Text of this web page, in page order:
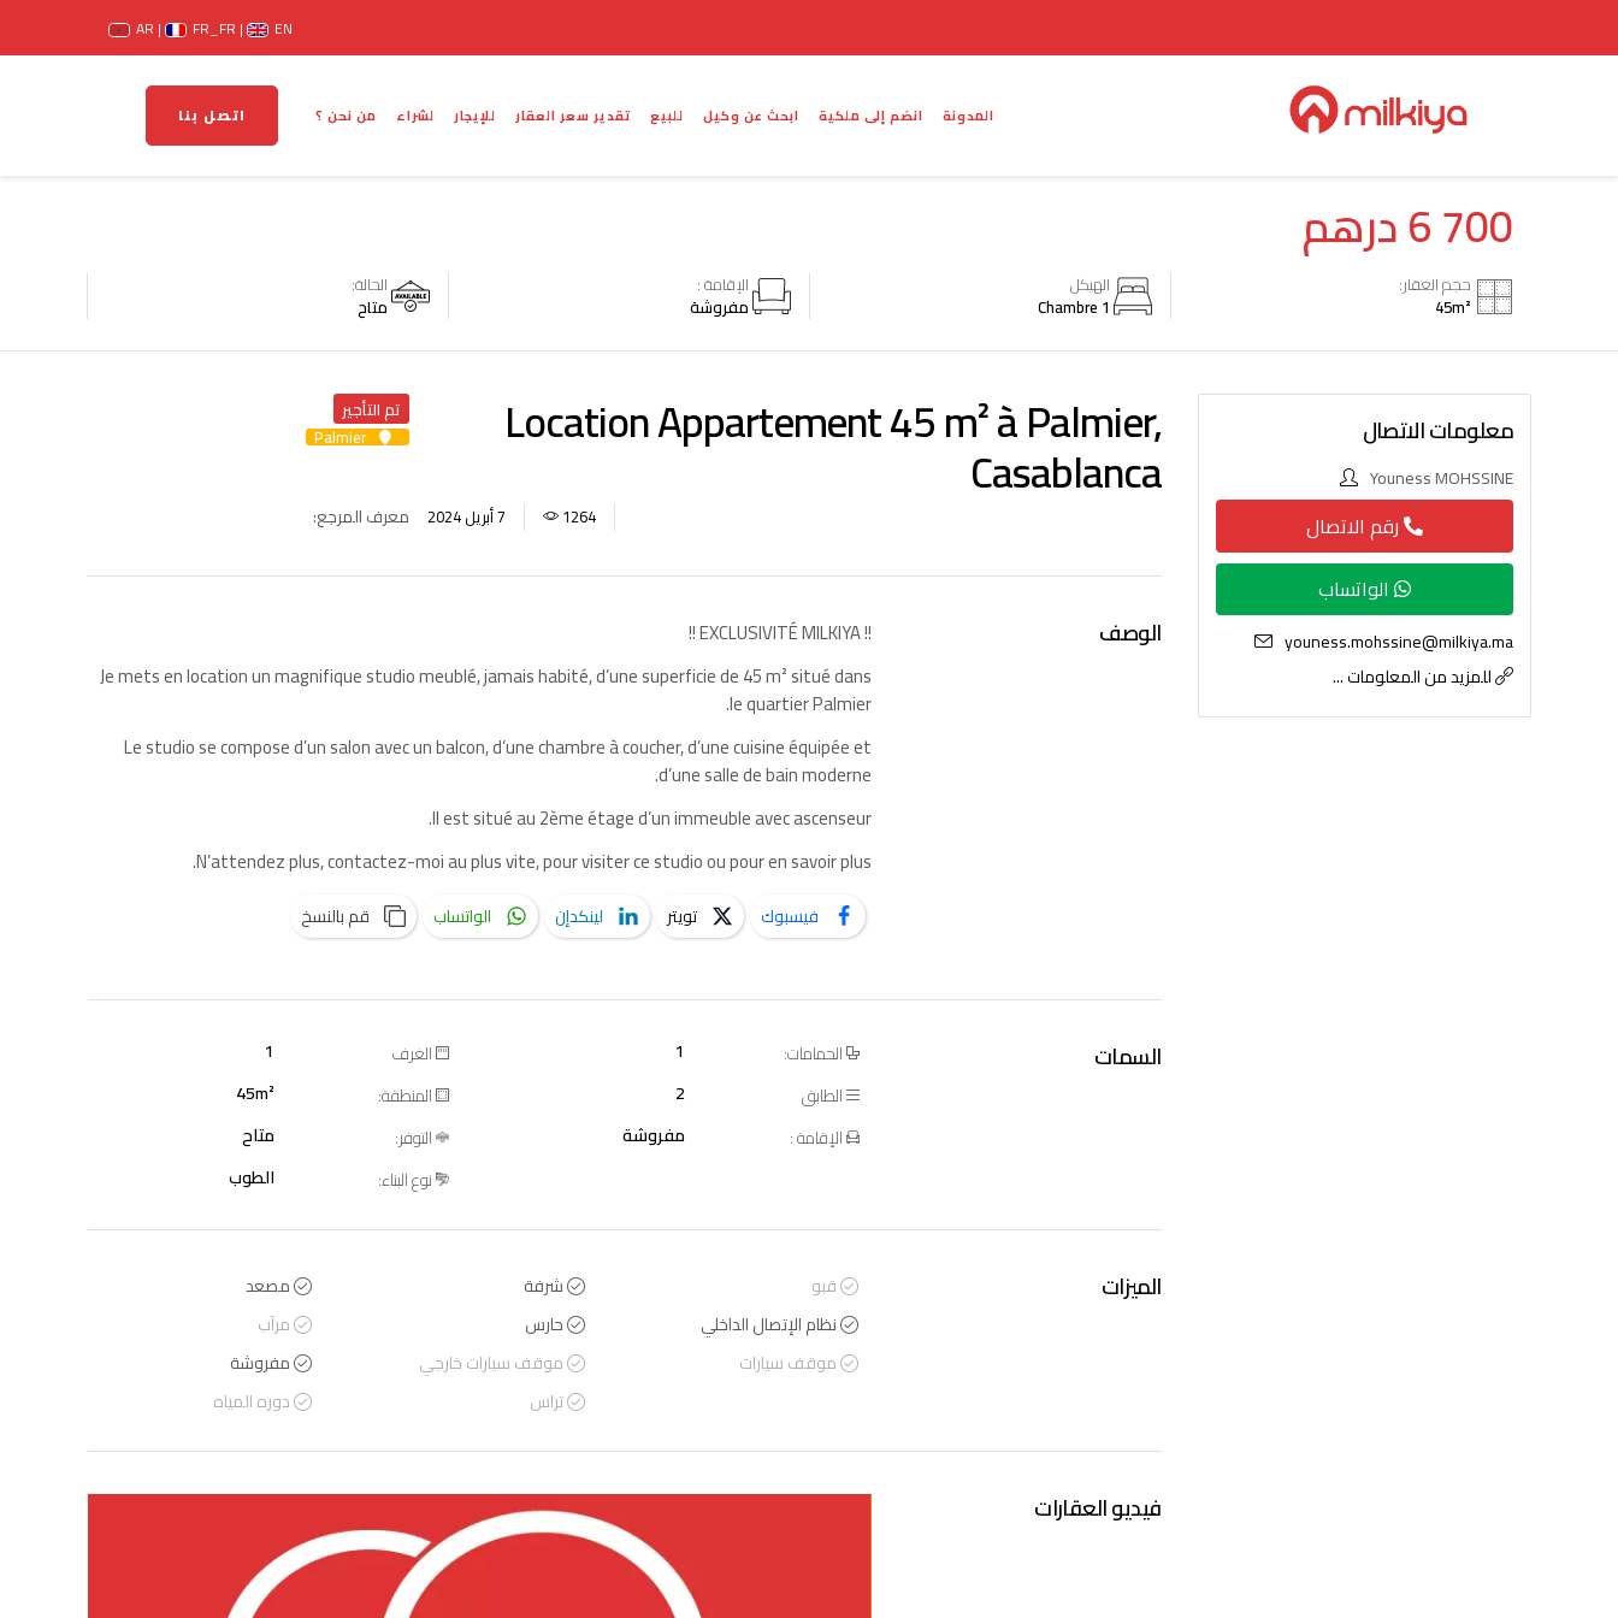
AR FR_FR EN
من نحن ؟ لشراء للإيجار تقدير سعر العقار للبيع ابحث عن وكيل انضم إلى ملكية المدونة اتصل بنا
6 700درهم
حجم العقار:
45m²
الهيكل
1 Chambre
الإقامة :
مفروشة
الحالة:
متاح
Location Appartement 45 m² à Palmier,
Casablanca
تم التأجير
Palmier
7 أبريل 2024 1264 معرف المرجع:
الوصف
!! EXCLUSIVITÉ MILKIYA !!
Je mets en location un magnifique studio meublé, jamais habité, d’une superficie de 45 m² situé dans
le quartier Palmier.
Le studio se compose d’un salon avec un balcon, d’une chambre à coucher, d’une cuisine équipée et
d’une salle de bain moderne.
Il est situé au 2ème étage d’un immeuble avec ascenseur.
N’attendez plus, contactez-moi au plus vite, pour visiter ce studio ou pour en savoir plus.
فيسبوك تويتر لينكدإن الواتساب قم بالنسخ
السمات الغرف 1 الحمامات:
1
المنطقة:
45m² الطابق
2
التوفر:
متاح الإقامة :
مفروشة
نوع البناء:
الطوب
الميزات مصعد شرفة
قبو
مرآب
حارس
نظام الإتصال الداخلي
مفروشة
موقف سيارات خارجي
موقف سيارات
دوره المياه
تراس
فيديو العقارات
معلومات الاتصال
Youness MOHSSINE
رقم الاتصال
الواتساب
youness.mohssine@milkiya.ma
للمزيد من المعلومات ...